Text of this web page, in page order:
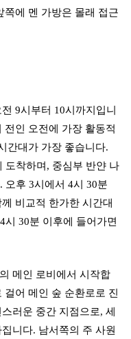
쪽에 멘 가방은 몰래 접근
9시부터 10시까지입니
인 오전에 가장 활동적
간대가 가장 좋습니다.
도착하며, 중심부 반얀 나
오후 3시에서 4시 30분
비교적 한가한 시간대
시 30분 이후에 들어가면
메인 로비에서 시작합
어 메인 숲 순환로로 진
러운 중간 지점으로, 세
니다. 남서쪽의 주 사원